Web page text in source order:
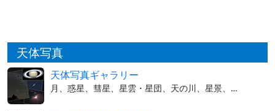
天体写真
天体写真ギャラリー
月、惑星、彗星、星雲・星団、天の川、星景、…